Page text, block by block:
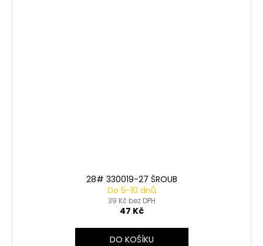
28# 330019-27 ŠROUB
Do 5-10 dnů
39 Kč bez DPH
47 Kč
DO KOŠÍKU